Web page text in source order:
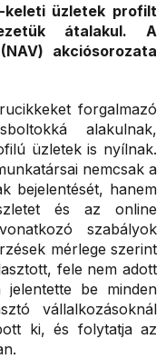
keleti üzletek profilt
átalakul. A
akciósorozata
forgalmazó
alakulnak,
üzletek is nyílnak.
nemcsak a
bejelentését, hanem
és az online
szabályok
mérlege szerint
fele nem adott
jelentette be minden
vállalkozásoknál
ki, és folytatja az